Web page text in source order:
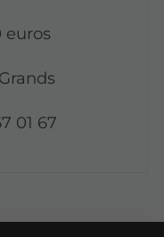
euros
01 67